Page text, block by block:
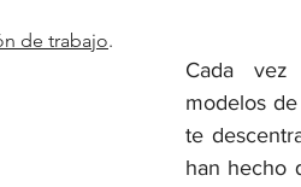
de trabajo.
Cada
modelos
te
han hecho